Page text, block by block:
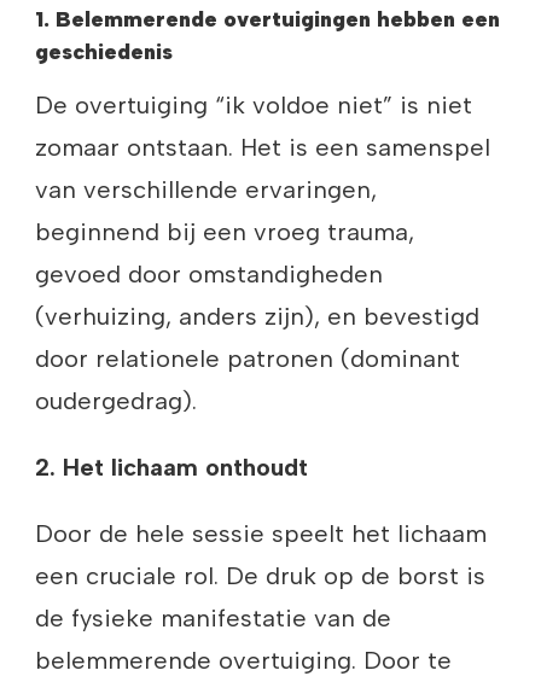
1. Belemmerende overtuigingen hebben een
geschiedenis
De overtuiging “ik voldoe niet” is niet
zomaar ontstaan. Het is een samenspel
van verschillende ervaringen,
beginnend bij een vroeg trauma,
gevoed door omstandigheden
(verhuizing, anders zijn), en bevestigd
door relationele patronen (dominant
oudergedrag).
2. Het lichaam onthoudt
Door de hele sessie speelt het lichaam
een cruciale rol. De druk op de borst is
de fysieke manifestatie van de
belemmerende overtuiging. Door te